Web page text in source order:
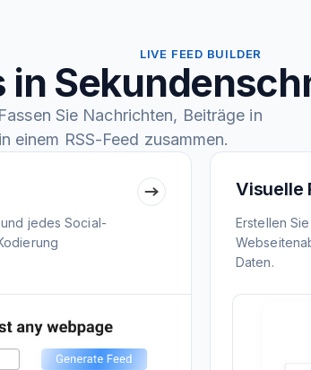
LIVE FEED BUILDER
in
Sie Nachrichten, Beiträge in
einem RSS-Feed zusammen.
jedes Social-
Visuelle
Erstellen
Daten.